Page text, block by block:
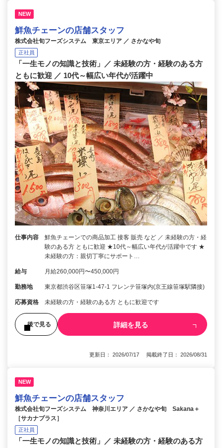
NEW
鮮魚チェーンの店舗スタッフ
株式会社旬フーズシステム 東京エリア ／ さかなや旬
正社員
「一生モノの知識と技術」／ 未経験の方・経験のある方
ともに歓迎 ／ 10代～幅広い年代が活躍中
仕事内容
鮮魚チェーンでの商品加工 接客 販売 など ／ 未経験の方・経
験のある方 ともに歓迎 ★10代～幅広い年代が活躍中です ★
未経験の方：親切丁寧にサポート…
給与 月給260,000円〜450,000円
勤務地 東京都渋谷区笹塚1-47-1 フレンテ笹塚内(京王線笹塚駅隣接)
応募資格 未経験の方・経験のある方 ともに歓迎です
後で見る 詳細を見る
更新日： 2026/07/17 掲載終了日： 2026/08/31
NEW
鮮魚チェーンの店舗スタッフ
株式会社旬フーズシステム 神奈川エリア ／ さかなや旬 Sakana＋
［サカナプラス］
正社員
「一生モノの知識と技術」／ 未経験の方・経験のある方